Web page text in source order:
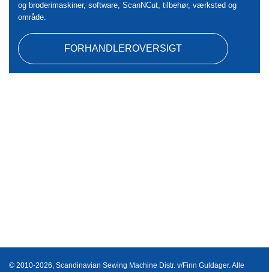
og broderimaskiner, software, ScanNCut, tilbehør, værksted og
område.
FORHANDLEROVERSIGT
© 2010-2026, Scandinavian Sewing Machine Distr. v/Finn Guldager. Alle